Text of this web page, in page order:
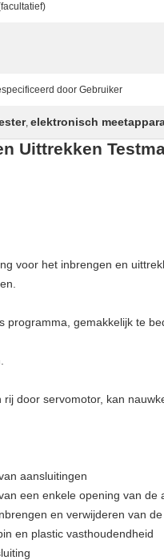
door Gebruiker
, elektronisch
Uittrekken
voor het inbrengen en
programma, gemakkelijk te
door servomotor, kan
aansluitingen
een enkele opening van de
en verwijderen van
en plastic vasthoudendheid